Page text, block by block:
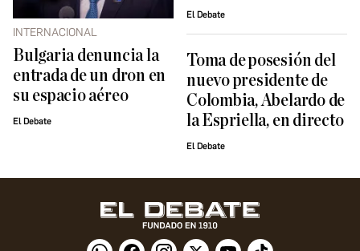
INTERNACIONAL
Bulgaria denuncia la
entrada de un dron en
su espacio aéreo
El Debate
El Debate
Toma de posesión del
nuevo presidente de
Colombia, Abelardo de
la Espriella, en directo
El Debate